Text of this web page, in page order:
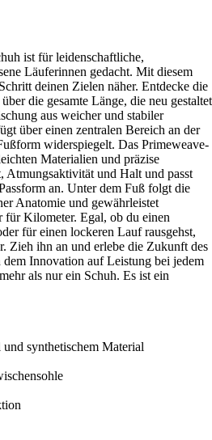
ist für leidenschaftliche,
Läuferinnen gedacht. Mit diesem
deinen Zielen näher. Entdecke die
die gesamte Länge, die neu gestaltet
aus weicher und stabiler
über einen zentralen Bereich an der
widerspiegelt. Das Primeweave-
Materialien und präzise
Atmungsaktivität und Halt und passt
an. Unter dem Fuß folgt die
Anatomie und gewährleistet
Kilometer. Egal, ob du einen
für einen lockeren Lauf rausgehst,
Zieh ihn an und erlebe die Zukunft des
Innovation auf Leistung bei jedem
als nur ein Schuh. Es ist ein
synthetischem Material